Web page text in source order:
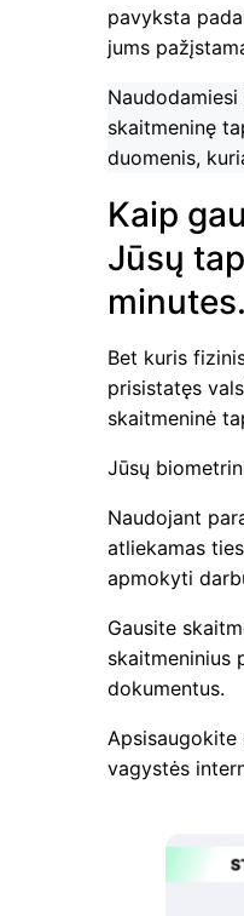
pavyksta
jums
skaitmeninę
duomenis,
Kaip
Jūsų
minutes.
Bet kuris
prisistatęs
skaitmeninė
Jūsų
Naudojant
atliekamas
apmokyti
Gausite
skaitmeninius
dokumentus.
vagystės